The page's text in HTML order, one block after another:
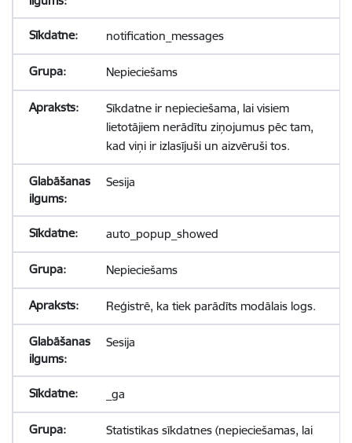
notification_messages
Nepieciešams
Sīkdatne ir nepieciešama, lai visiem
lietotājiem nerādītu ziņojumus pēc tam,
kad viņi ir izlasījuši un aizvēruši tos.
Sesija
auto_popup_showed
Nepieciešams
Reģistrē, ka tiek parādīts modālais logs.
Sesija
_ga
Statistikas sīkdatnes (nepieciešamas, lai